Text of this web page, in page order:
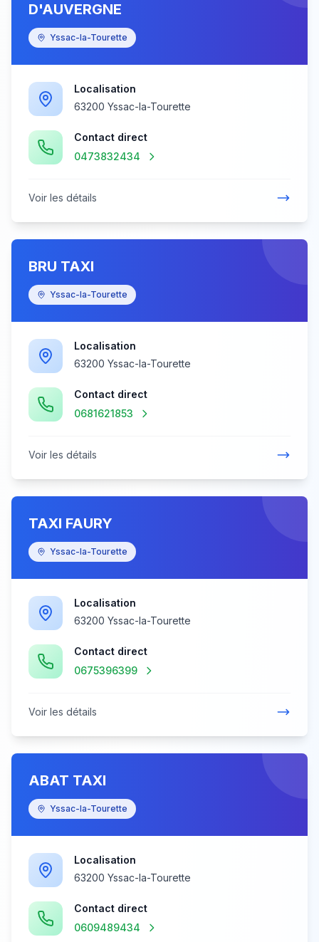
D'AUVERGNE
Yssac-la-Tourette
Localisation
63200 Yssac-la-Tourette
Contact direct
0473832434
Voir les détails
BRU TAXI
Yssac-la-Tourette
Localisation
63200 Yssac-la-Tourette
Contact direct
0681621853
Voir les détails
TAXI FAURY
Yssac-la-Tourette
Localisation
63200 Yssac-la-Tourette
Contact direct
0675396399
Voir les détails
ABAT TAXI
Yssac-la-Tourette
Localisation
63200 Yssac-la-Tourette
Contact direct
0609489434